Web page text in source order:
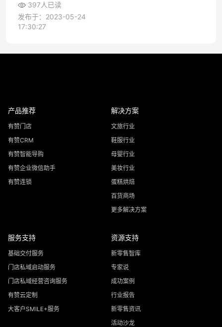
从业者需要掌握更多技能。数
据显示，2023年中国导购电
397人已读
发布于：2023-05-24
17:30:27
产品推荐
有赞门店
有赞CRM
有赞智能导购
有赞企业微信助手
有赞连锁
解决方案
文旅行业
鞋服行业
母婴行业
美妆行业
蛋糕烘焙
百货商场
更多解决方案
服务支持
基础交付服务
门店私域启动服务
门店私域经营咨询服务
有赞云定制
大客户SMILE+服务
资源支持
新零售智库
专家说
成功案例
行业报告
新零售资讯
活动沙龙